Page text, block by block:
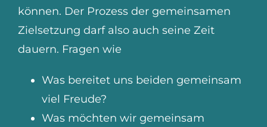
können. Der Prozess der gemeinsamen
Zielsetzung darf also auch seine Zeit
dauern. Fragen wie
Was bereitet uns beiden gemeinsam
viel Freude?
Was möchten wir gemeinsam